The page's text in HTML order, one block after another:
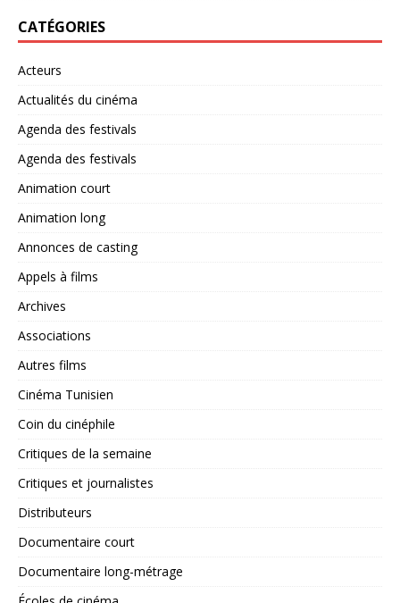
CATÉGORIES
Acteurs
Actualités du cinéma
Agenda des festivals
Agenda des festivals
Animation court
Animation long
Annonces de casting
Appels à films
Archives
Associations
Autres films
Cinéma Tunisien
Coin du cinéphile
Critiques de la semaine
Critiques et journalistes
Distributeurs
Documentaire court
Documentaire long-métrage